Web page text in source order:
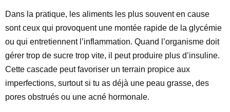
Dans la pratique, les aliments les plus souvent en cause
sont ceux qui provoquent une montée rapide de la glycémie
ou qui entretiennent l’inflammation. Quand l’organisme doit
gérer trop de sucre trop vite, il peut produire plus d’insuline.
Cette cascade peut favoriser un terrain propice aux
imperfections, surtout si tu as déjà une peau grasse, des
pores obstrués ou une acné hormonale.